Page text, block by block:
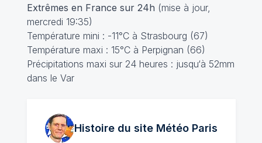
Extrêmes en France sur 24h (mise à jour,
mercredi 19:35)
Température mini : -11°C à Strasbourg (67)
Température maxi : 15°C à Perpignan (66)
Précipitations maxi sur 24 heures : jusqu‘à 52mm
dans le Var
Histoire du site MétéoParis